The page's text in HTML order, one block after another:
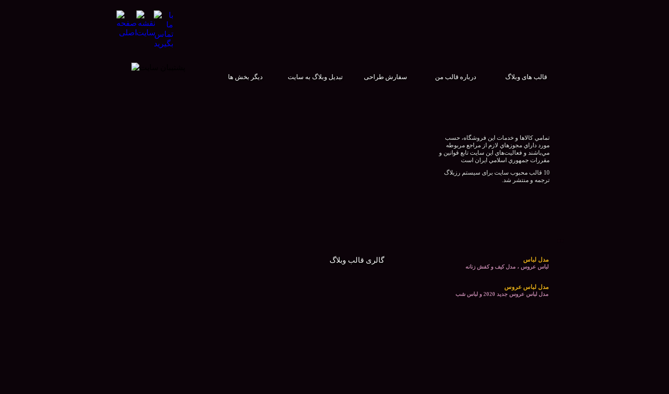
دیگر بخش ها تبدیل وبلاگ به سایت سفارش طراحی درباره قالب من قالب های وبلاگ
گالری قالب وبلاگ
تمامي كالاها و خدمات اين فروشگاه، حسب
مورد داراي مجوزهاي لازم از مراجع مربوطه
مي‌باشند و فعاليت‌هاي اين سايت تابع قوانين و
مقررات جمهوري اسلامي ايران است
10 قالب محبوب سایت برای سیستم رزبلاگ
ترجمه و منتشر شد.
مدل لباس
لباس عروس ، مدل کیف و کفش زنانه
مدل لباس عروس
مدل لباس عروس جدید 2020 و لباس شب